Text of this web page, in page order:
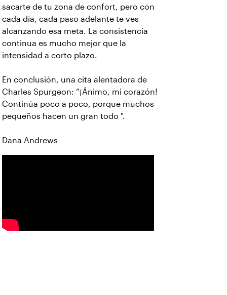
sacarte de tu zona de confort, pero con
cada día, cada paso adelante te ves
alcanzando esa meta. La consistencia
continua es mucho mejor que la
intensidad a corto plazo.
En conclusión, una cita alentadora de
Charles Spurgeon: “¡Ánimo, mi corazón!
Continúa poco a poco, porque muchos
pequeños hacen un gran todo ".
Dana Andrews